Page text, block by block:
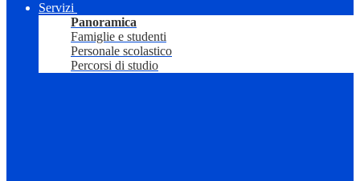
Servizi
Panoramica
Famiglie e studenti
Personale scolastico
Percorsi di studio